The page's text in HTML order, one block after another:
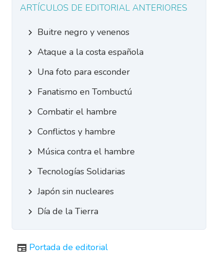
ARTÍCULOS DE EDITORIAL ANTERIORES
Buitre negro y venenos
Ataque a la costa española
Una foto para esconder
Fanatismo en Tombuctú
Combatir el hambre
Conflictos y hambre
Música contra el hambre
Tecnologías Solidarias
Japón sin nucleares
Día de la Tierra
Portada de editorial